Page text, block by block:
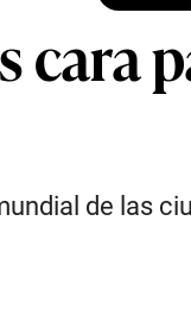
cara
de las